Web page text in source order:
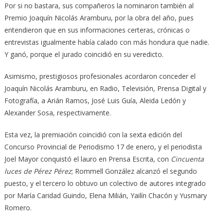
Por si no bastara, sus compañeros la nominaron también al
Premio Joaquín Nicolás Aramburu, por la obra del año, pues
entendieron que en sus informaciones certeras, crónicas o
entrevistas igualmente había calado con más hondura que nadie.
Y ganó, porque el jurado coincidió en su veredicto.
Asimismo, prestigiosos profesionales acordaron conceder el
Joaquín Nicolás Aramburu, en Radio, Televisión, Prensa Digital y
Fotografía, a Arián Ramos, José Luis Guía, Aleida Ledón y
Alexander Sosa, respectivamente.
Esta vez, la premiación coincidió con la sexta edición del
Concurso Provincial de Periodismo 17 de enero, y el periodista
Joel Mayor conquistó el lauro en Prensa Escrita, con Cincuenta
luces de Pérez Pérez; Rommell González alcanzó el segundo
puesto, y el tercero lo obtuvo un colectivo de autores integrado
por María Caridad Guindo, Elena Milián, Yailín Chacón y Yusmary
Romero.